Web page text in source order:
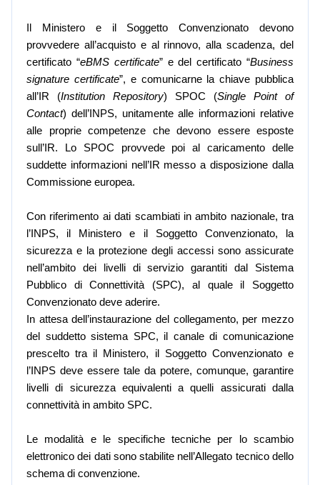
Il Ministero e il Soggetto Convenzionato devono
provvedere all’acquisto e al rinnovo, alla scadenza, del
certificato “eBMS certificate” e del certificato “Business
signature certificate”, e comunicarne la chiave pubblica
all’IR (Institution Repository) SPOC (Single Point of
Contact) dell’INPS, unitamente alle informazioni relative
alle proprie competenze che devono essere esposte
sull’IR. Lo SPOC provvede poi al caricamento delle
suddette informazioni nell’IR messo a disposizione dalla
Commissione europea.
Con riferimento ai dati scambiati in ambito nazionale, tra
l’INPS, il Ministero e il Soggetto Convenzionato, la
sicurezza e la protezione degli accessi sono assicurate
nell’ambito dei livelli di servizio garantiti dal Sistema
Pubblico di Connettività (SPC), al quale il Soggetto
Convenzionato deve aderire.
In attesa dell’instaurazione del collegamento, per mezzo
del suddetto sistema SPC, il canale di comunicazione
prescelto tra il Ministero, il Soggetto Convenzionato e
l’INPS deve essere tale da potere, comunque, garantire
livelli di sicurezza equivalenti a quelli assicurati dalla
connettività in ambito SPC.
Le modalità e le specifiche tecniche per lo scambio
elettronico dei dati sono stabilite nell’Allegato tecnico dello
schema di convenzione.